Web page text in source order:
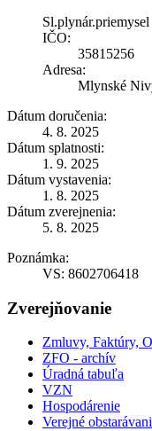
Sl.plynár.priemysel
IČO:
35815256
Adresa:
Mlynské
Dátum doručenia:
4. 8. 2025
Dátum splatnosti:
1. 9. 2025
Dátum vystavenia:
1. 8. 2025
Dátum zverejnenia:
5. 8. 2025
Poznámka:
VS: 8602706418
Zverejňovanie
Zmluvy, Faktúry,
ZFO - archív
Úradná tabuľa
VZN
Hospodárenie
Verejné